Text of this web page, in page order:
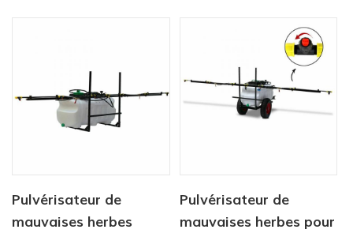
pulvérisateur à rampe
Pulvérisateur de
mauvaises herbes
Pulvérisateur de
mauvaises herbes pour